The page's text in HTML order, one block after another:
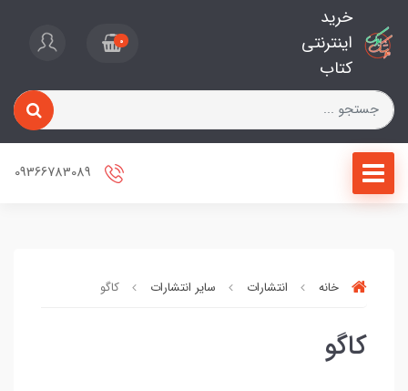
خرید
اینترنتی
کتاب
0
خانه انتشارات سایر انتشارات کاگو
کاگو